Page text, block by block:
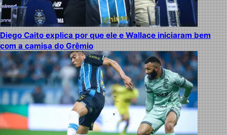
Diego Caito explica por que ele e Wallace iniciaram bem
com a camisa do Grêmio